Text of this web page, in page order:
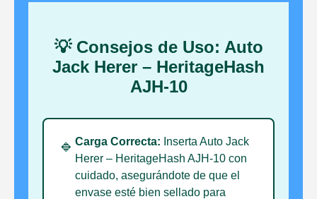
💡 Consejos de Uso: Auto
Jack Herer – HeritageHash
AJH-10
🔹 Carga Correcta: Inserta Auto Jack
Herer – HeritageHash AJH-10 con
cuidado, asegurándote de que el
envase esté bien sellado para